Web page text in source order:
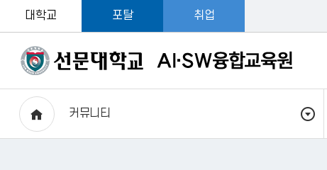
대학교 포탈 취업
HOME
커뮤니티